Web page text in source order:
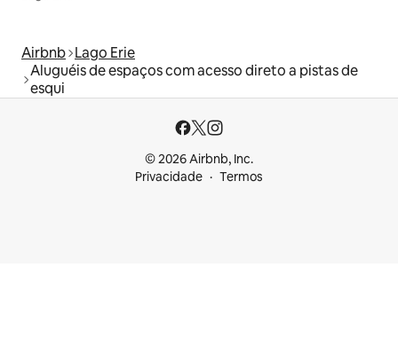
Airbnb Lago Erie
Aluguéis de espaços com acesso direto a pistas de
esqui
© 2026 Airbnb, Inc.
Privacidade
Termos